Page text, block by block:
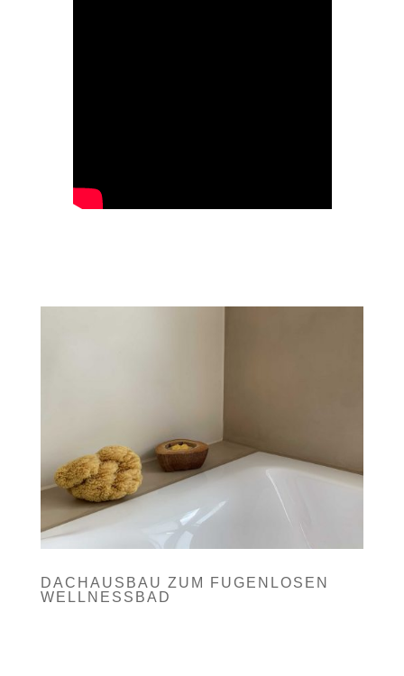
DACHAUSBAU ZUM FUGENLOSEN
WELLNESSBAD